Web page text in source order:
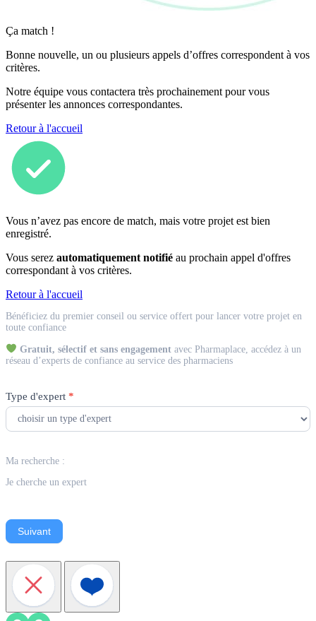
Ça match !
Bonne nouvelle, un ou plusieurs appels d’offres correspondent à vos
critères.
Notre équipe vous contactera très prochainement pour vous
présenter les annonces correspondantes.
Retour à l'accueil
Vous n’avez pas encore de match, mais votre projet est bien
enregistré.
Vous serez automatiquement notifié au prochain appel d'offres
correspondant à vos critères.
Retour à l'accueil
Expert
Bénéficiez du premier conseil ou service offert pour lancer votre projet en
toute confiance
Gratuit, sélectif et sans engagementavec Pharmaplace, accédez à un
réseau d’experts de confiance au service des pharmaciens
Type d'expert *
Ma recherche :
Je cherche un expert
Suivant